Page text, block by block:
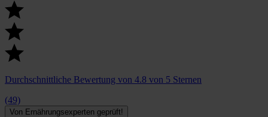
Durchschnittliche Bewertung von 4.8 von 5 Sternen
(49)
Von Ernährungsexperten geprüft!